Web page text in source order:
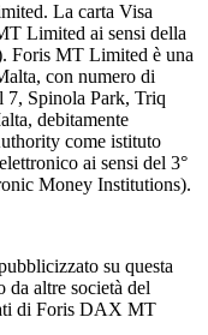
La carta Visa
Limited ai sensi della
Foris MT Limited è una
con numero di
7, Spinola Park, Triq
debitamente
come istituto
ai sensi del 3°
Money Institutions).
su questa
da altre società del
di Foris DAX MT